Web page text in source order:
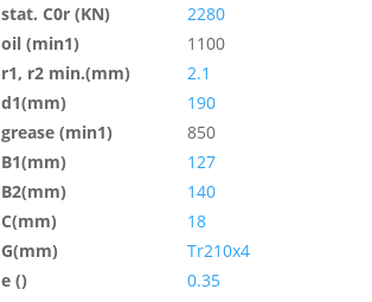
stat. C0r (KN)
2280
oil (min1)
1100
r1, r2 min.(mm)
2.1
d1(mm)
190
grease (min1)
850
B1(mm)
127
B2(mm)
140
C(mm)
18
G(mm)
Tr210x4
e ()
0.35